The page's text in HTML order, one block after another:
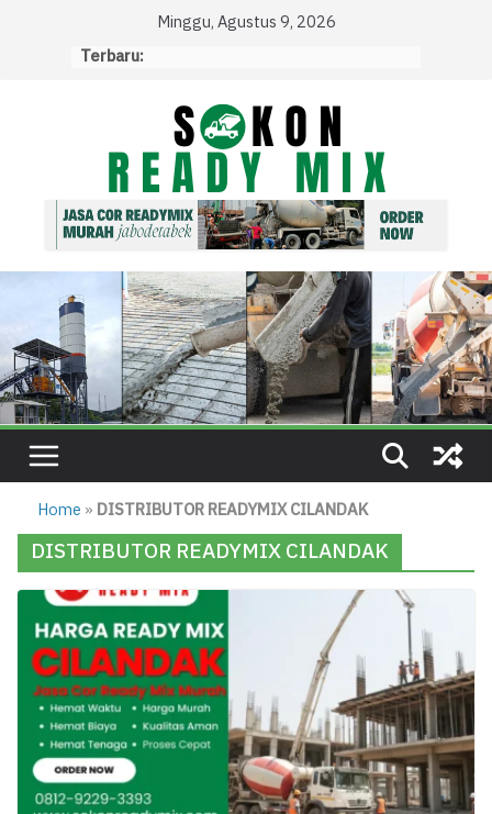
Minggu, Agustus 9, 2026
Terbaru:
Home » DISTRIBUTOR READYMIX CILANDAK
DISTRIBUTOR READYMIX CILANDAK